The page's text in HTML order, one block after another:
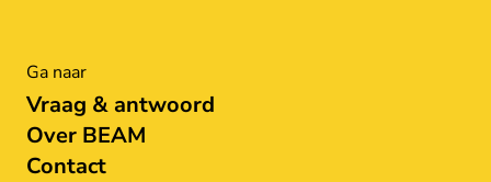
Ga naar
Vraag & antwoord
Over BEAM
Contact